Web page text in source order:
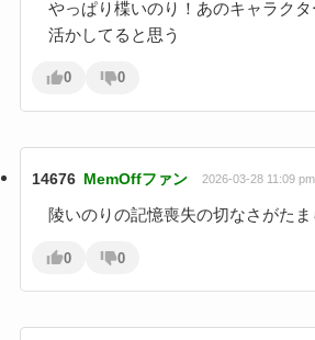
やっぱり楪いのり！あのキャラク
活かしてると思う
0 0
14676 MemOffファン 2026-03-28 11:09 pm
陵いのりの記憶喪失の切なさがたま
0 0